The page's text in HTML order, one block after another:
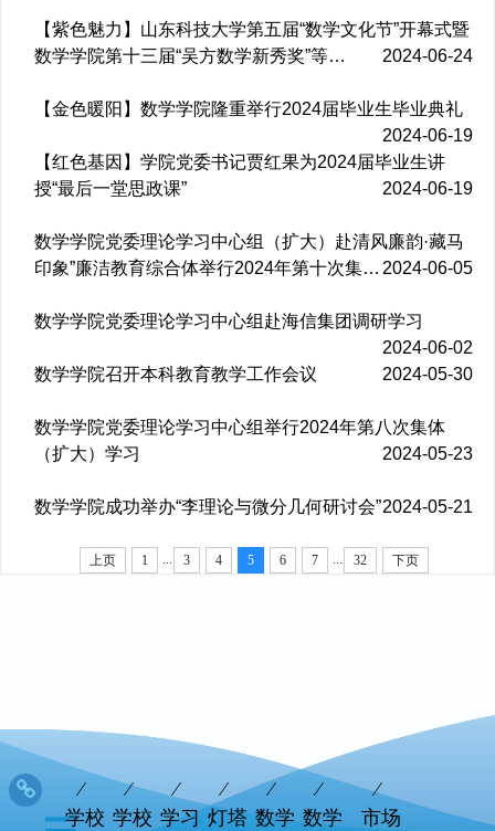
【紫色魅力】山东科技大学第五届“数学文化节”开幕式暨
数学学院第十三届“吴方数学新秀奖”等…
2024-06-24
【金色暖阳】数学学院隆重举行2024届毕业生毕业典礼
2024-06-19
【红色基因】学院党委书记贾红果为2024届毕业生讲
授“最后一堂思政课”
2024-06-19
数学学院党委理论学习中心组（扩大）赴清风廉韵·藏马
印象”廉洁教育综合体举行2024年第十次集… 2024-06-05
数学学院党委理论学习中心组赴海信集团调研学习
2024-06-02
数学学院召开本科教育教学工作会议
2024-05-30
数学学院党委理论学习中心组举行2024年第八次集体
（扩大）学习
2024-05-23
数学学院成功举办“李理论与微分几何研讨会”2024-05-21
上页 1 ... 3 4 5 6 7 ... 32 下页
学校 学校 学习 灯塔 数学 数学
市场